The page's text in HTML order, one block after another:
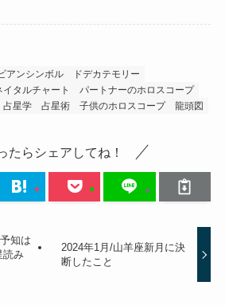
アンシンボル
ドデカテモリー
イタルチャート
パートナーのホロスコープ
占星学 占星術 子供のホロスコープ 龍頭図
たらシェアしてね！
知は
読み
2024年1月/山羊座新月に決
断したこと